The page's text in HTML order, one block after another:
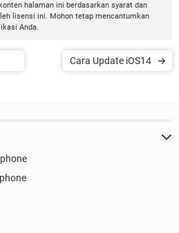
halaman ini berdasarkan syarat dan
lisensi ini. Mohon tetap mencantumkan
Anda.
Cara Update iOS14